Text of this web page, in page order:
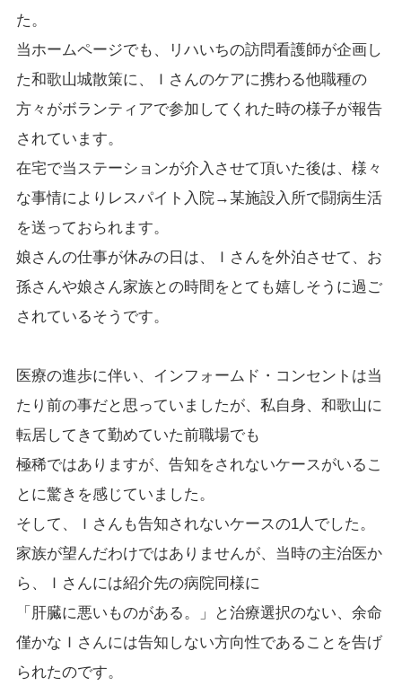
た。
当ホームページでも、リハいちの訪問看護師が企画し
た和歌山城散策に、Ｉさんのケアに携わる他職種の
方々がボランティアで参加してくれた時の様子が報告
されています。
在宅で当ステーションが介入させて頂いた後は、様々
な事情によりレスパイト入院→某施設入所で闘病生活
を送っておられます。
娘さんの仕事が休みの日は、Ｉさんを外泊させて、お
孫さんや娘さん家族との時間をとても嬉しそうに過ご
されているそうです。
医療の進歩に伴い、インフォームド・コンセントは当
たり前の事だと思っていましたが、私自身、和歌山に
転居してきて勤めていた前職場でも
極稀ではありますが、告知をされないケースがいるこ
とに驚きを感じていました。
そして、Ｉさんも告知されないケースの1人でした。
家族が望んだわけではありませんが、当時の主治医か
ら、Ｉさんには紹介先の病院同様に
「肝臓に悪いものがある。」と治療選択のない、余命
僅かなＩさんには告知しない方向性であることを告げ
られたのです。